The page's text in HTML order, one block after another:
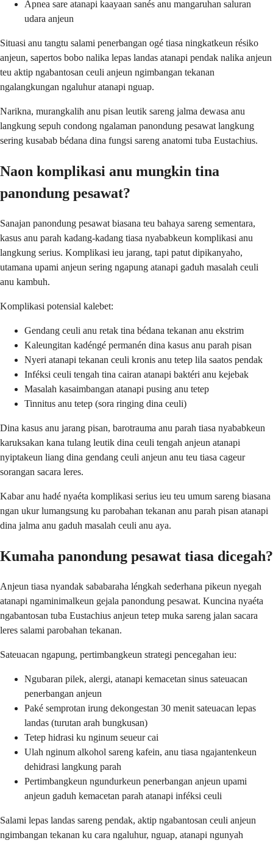
Apnea sare atanapi kaayaan sanés anu mangaruhan saluran
udara anjeun
Situasi anu tangtu salami penerbangan ogé tiasa ningkatkeun résiko
anjeun, sapertos bobo nalika lepas landas atanapi pendak nalika anjeun
teu aktip ngabantosan ceuli anjeun ngimbangan tekanan
ngalangkungan ngaluhur atanapi nguap.
Narikna, murangkalih anu pisan leutik sareng jalma dewasa anu
langkung sepuh condong ngalaman panondung pesawat langkung
sering kusabab bédana dina fungsi sareng anatomi tuba Eustachius.
Naon komplikasi anu mungkin tina
panondung pesawat?
Sanajan panondung pesawat biasana teu bahaya sareng sementara,
kasus anu parah kadang-kadang tiasa nyababkeun komplikasi anu
langkung serius. Komplikasi ieu jarang, tapi patut dipikanyaho,
utamana upami anjeun sering ngapung atanapi gaduh masalah ceuli
anu kambuh.
Komplikasi potensial kalebet:
Gendang ceuli anu retak tina bédana tekanan anu ekstrim
Kaleungitan kadéngé permanén dina kasus anu parah pisan
Nyeri atanapi tekanan ceuli kronis anu tetep lila saatos pendak
Inféksi ceuli tengah tina cairan atanapi baktéri anu kejebak
Masalah kasaimbangan atanapi pusing anu tetep
Tinnitus anu tetep (sora ringing dina ceuli)
Dina kasus anu jarang pisan, barotrauma anu parah tiasa nyababkeun
karuksakan kana tulang leutik dina ceuli tengah anjeun atanapi
nyiptakeun liang dina gendang ceuli anjeun anu teu tiasa cageur
sorangan sacara leres.
Kabar anu hadé nyaéta komplikasi serius ieu teu umum sareng biasana
ngan ukur lumangsung ku parobahan tekanan anu parah pisan atanapi
dina jalma anu gaduh masalah ceuli anu aya.
Kumaha panondung pesawat tiasa dicegah?
Anjeun tiasa nyandak sababaraha léngkah sederhana pikeun nyegah
atanapi ngaminimalkeun gejala panondung pesawat. Kuncina nyaéta
ngabantosan tuba Eustachius anjeun tetep muka sareng jalan sacara
leres salami parobahan tekanan.
Sateuacan ngapung, pertimbangkeun strategi pencegahan ieu:
Ngubaran pilek, alergi, atanapi kemacetan sinus sateuacan
penerbangan anjeun
Paké semprotan irung dekongestan 30 menit sateuacan lepas
landas (turutan arah bungkusan)
Tetep hidrasi ku nginum seueur cai
Ulah nginum alkohol sareng kafein, anu tiasa ngajantenkeun
dehidrasi langkung parah
Pertimbangkeun ngundurkeun penerbangan anjeun upami
anjeun gaduh kemacetan parah atanapi inféksi ceuli
Salami lepas landas sareng pendak, aktip ngabantosan ceuli anjeun
ngimbangan tekanan ku cara ngaluhur, nguap, atanapi ngunyah